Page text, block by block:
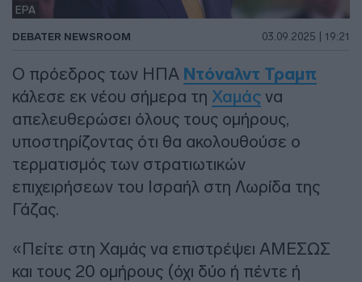
EPA
DEBATER NEWSROOM 03.09.2025 | 19:21
Ο πρόεδρος των ΗΠΑ Ντόναλντ Τραμπ
κάλεσε εκ νέου σήμερα τη Χαμάς να
απελευθερώσει όλους τους ομήρους,
υποστηρίζοντας ότι θα ακολουθούσε ο
τερματισμός των στρατιωτικών
επιχειρήσεων του Ισραήλ στη Λωρίδα της
Γάζας.
«Πείτε στη Χαμάς να επιστρέψει ΑΜΕΣΩΣ
και τους 20 ομήρους (όχι δύο ή πέντε ή